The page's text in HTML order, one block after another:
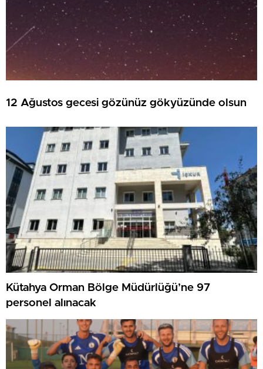
12 Ağustos gecesi gözünüz gökyüzünde olsun
Kütahya Orman Bölge Müdürlüğü’ne 97
personel alınacak